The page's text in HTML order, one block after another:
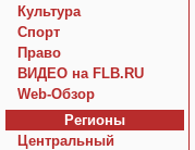
Культура
Спорт
Право
ВИДЕО на FLB.RU
Web-Обзор
Регионы
Центральный